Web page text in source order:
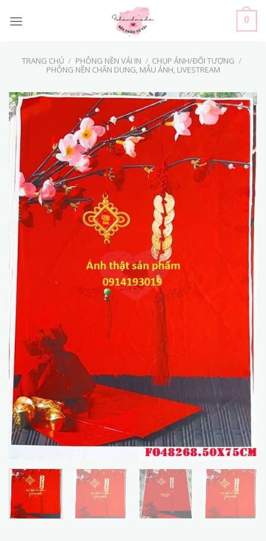
0
TRANG CHỦ / PHÔNG NỀN VẢI IN / CHỤP ẢNH/ĐỐI TƯỢNG /
PHÔNG NỀN CHÂN DUNG, MẪU ẢNH, LIVESTREAM